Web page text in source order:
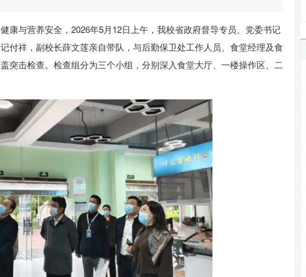
康与营养安全，2026年5月12日上午，我校省政府督导专员、党委书记
付祥，副校长薛文莲亲自带队，与后勤保卫处工作人员、食堂经理及食
突击检查。检查组分为三个小组，分别深入食堂大厅、一楼操作区、二